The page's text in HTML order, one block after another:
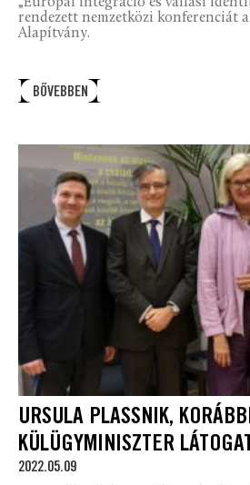
rendezett nemzetközi konferenciát
Alapítvány.
BŐVEBBEN
URSULA PLASSNIK,
KÜLÜGYMINISZTER
2022.05.09